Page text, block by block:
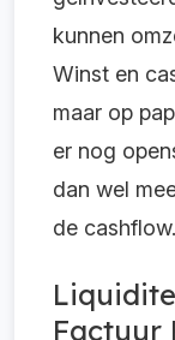
kunnen
Winst en
maar op
er nog
dan wel
de cashflow.
Factuur